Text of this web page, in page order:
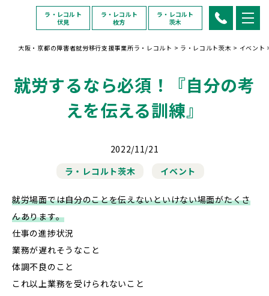
ラ・レコルト
伏見
ラ・レコルト
枚方
ラ・レコルト
茨木
大阪・京都の障害者就労移行支援事業所ラ・レコルト > ラ・レコルト茨木 > イベント
就労するなら必須！『自分の考
えを伝える訓練』
2022/11/21
ラ・レコルト茨木
イベント
就労場面では自分のことを伝えないといけない場面がたくさ
んあります。
仕事の進捗状況
業務が遅れそうなこと
体調不良のこと
これ以上業務を受けられないこと